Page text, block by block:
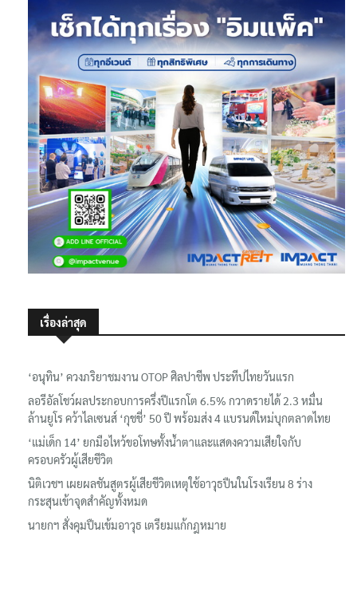
เรื่องล่าสุด
‘อนุทิน’ ควงภริยาชมงาน OTOP ศิลปาชีพ ประทีปไทยวันแรก
ลอรีอัลโชว์ผลประกอบการครึ่งปีแรกโต 6.5% กวาดรายได้ 2.3 หมื่น
ล้านยูโร คว้าไลเซนส์ ‘กุชชี่’ 50 ปี พร้อมส่ง 4 แบรนด์ใหม่บุกตลาดไทย
‘แม่เด็ก 14’ ยกมือไหว้ขอโทษทั้งน้ำตาและแสดงความเสียใจกับ
ครอบครัวผู้เสียชีวิต
นิติเวชฯ เผยผลชันสูตรผู้เสียชีวิตเหตุใช้อาวุธปืนในโรงเรียน 8 ร่าง
กระสุนเข้าจุดสำคัญทั้งหมด
นายกฯ สั่งคุมปืนเข้มอาวุธ เตรียมแก้กฎหมาย